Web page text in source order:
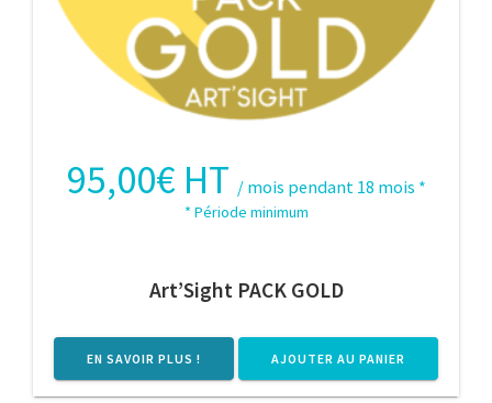
95,00€HT / mois pendant 18 mois *
* Période minimum
Art’Sight PACK GOLD
EN SAVOIR PLUS ! AJOUTER AU PANIER